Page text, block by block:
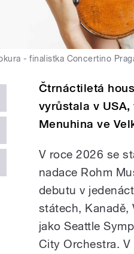
- finalistka Concertino
Čtrnáctiletá
vyrůstala v
Menuhina ve
V roce 2026 se
nadace Rohm
debutu v
státech, Kanadě,
jako Seattle
City Orchestra.